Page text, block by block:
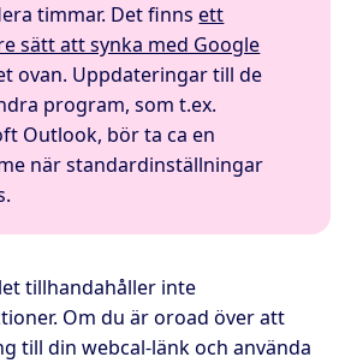
timmar. Det finnsett
sätt att synka med Google
ovan. Uppdateringar till de
program, som t.ex.
Outlook, bör ta ca en
när standardinställningar
tillhandahåller inte
Om du är oroad över att
till din webcal-länk och använda